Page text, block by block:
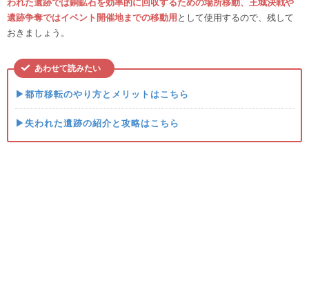
われた遺跡では銅鉱石を効率的に回収するための場所移動、王城決戦や
遺跡争奪ではイベント開催地までの移動用 として使用するので、残して
おきましょう。
あわせて読みたい
▶都市移転のやり方とメリットはこちら
▶失われた遺跡の紹介と攻略はこちら